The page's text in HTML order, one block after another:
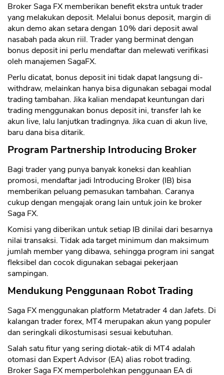
Broker Saga FX memberikan benefit ekstra untuk trader
yang melakukan deposit. Melalui bonus deposit, margin di
akun demo akan setara dengan 10% dari deposit awal
nasabah pada akun riil. Trader yang berminat dengan
bonus deposit ini perlu mendaftar dan melewati verifikasi
oleh manajemen SagaFX.
Perlu dicatat, bonus deposit ini tidak dapat langsung di-
withdraw, melainkan hanya bisa digunakan sebagai modal
trading tambahan. Jika kalian mendapat keuntungan dari
trading menggunakan bonus deposit ini, transfer lah ke
akun live, lalu lanjutkan tradingnya. Jika cuan di akun live,
baru dana bisa ditarik.
Program Partnership Introducing Broker
Bagi trader yang punya banyak koneksi dan keahlian
promosi, mendaftar jadi Introducing Broker (IB) bisa
memberikan peluang pemasukan tambahan. Caranya
cukup dengan mengajak orang lain untuk join ke broker
Saga FX.
Komisi yang diberikan untuk setiap IB dinilai dari besarnya
nilai transaksi. Tidak ada target minimum dan maksimum
jumlah member yang dibawa, sehingga program ini sangat
fleksibel dan cocok digunakan sebagai pekerjaan
sampingan.
Mendukung Penggunaan Robot Trading
Saga FX menggunakan platform Metatrader 4 dan Jafets. Di
kalangan trader forex, MT4 merupakan akun yang populer
dan seringkali dikostumisasi sesuai kebutuhan.
Salah satu fitur yang sering diotak-atik di MT4 adalah
otomasi dan Expert Advisor (EA) alias robot trading.
Broker Saga FX memperbolehkan penggunaan EA di